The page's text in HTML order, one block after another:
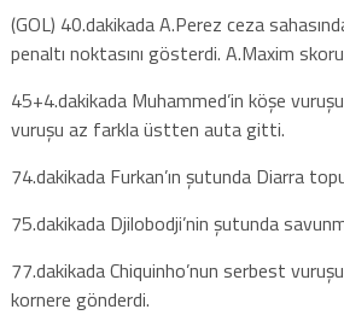
(GOL) 40.dakikada A.Perez ceza
penaltı noktasını gösterdi. A.Maxim
45+4.dakikada Muhammed’in köşe
vuruşu az farkla üstten auta gitti.
74.dakikada Furkan’ın şutunda Diarra
75.dakikada Djilobodji’nin şutunda
77.dakikada Chiquinho’nun serbest
kornere gönderdi.